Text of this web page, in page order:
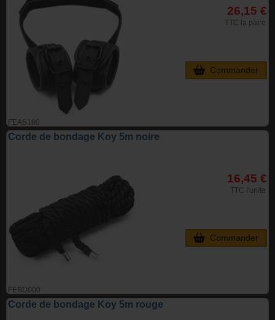
FEAS180
26,15 €
TTC la paire
Commander
Corde de bondage Koy 5m noire
FEBD000
16,45 €
TTC l'unite
Commander
Corde de bondage Koy 5m rouge